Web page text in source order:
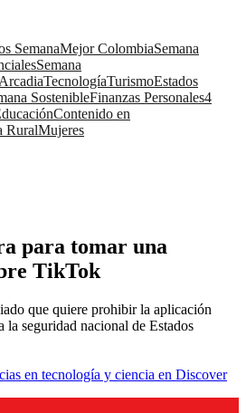
SemanaMejor ColombiaSemana
Semana
ArcadiaTecnologíaTurismoEstados
SostenibleFinanzas Personales4
Contenido en
RuralMujeres
para tomar una
TikTok
que quiere prohibir la aplicación
la seguridad nacional de Estados
en tecnología y ciencia en Discover